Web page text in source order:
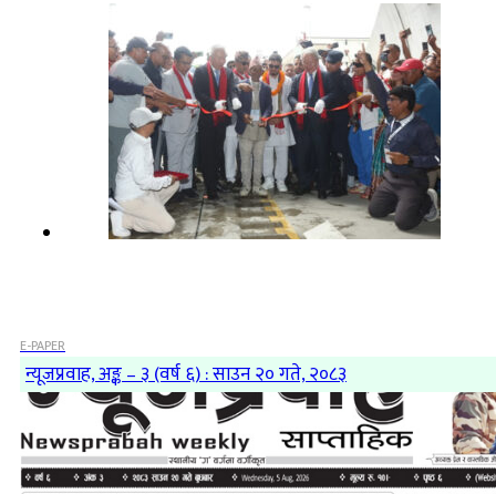
E-PAPER
न्यूजप्रवाह, अङ्क – ३ (वर्ष ६) : साउन २० गते, २०८३